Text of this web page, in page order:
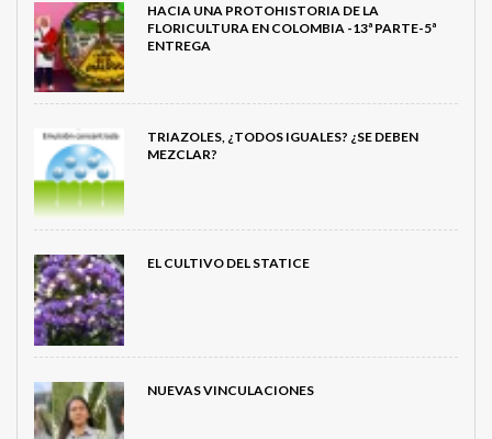
HACIA UNA PROTOHISTORIA DE LA
FLORICULTURA EN COLOMBIA -13ª PARTE-5ª
ENTREGA
TRIAZOLES, ¿TODOS IGUALES? ¿SE DEBEN
MEZCLAR?
EL CULTIVO DEL STATICE
NUEVAS VINCULACIONES